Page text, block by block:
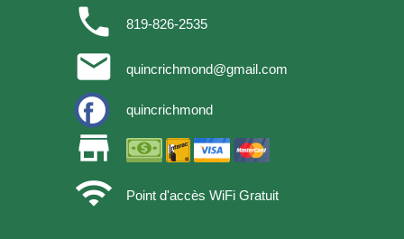
phone 819-826-2535
email quincrichmond@gmail.com
quincrichmond
store
wifi
Point d'accès WiFi Gratuit